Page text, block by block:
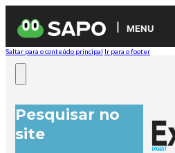
MENU
Saltar para o conteúdo principal Ir para o footer
Pesquisar no
site